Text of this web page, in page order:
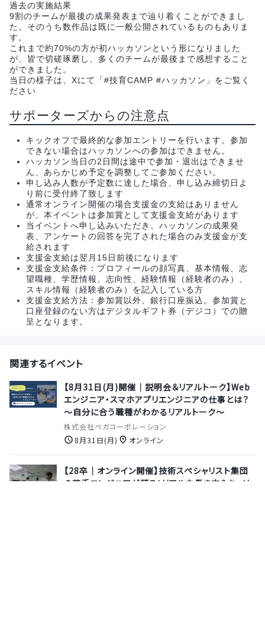
過去の実施結果
9割のチームが最後の成果発表まで辿り着くことができまし
た。そのうち数作品は既に一般公開されているものもありま
す。
これまで約70%の方が初ハッカソンという形になりました
が、皆で切磋琢磨し、多くのチームが最後まで感想すること
ができました。
当日の様子は、Xにて「#技育CAMP #ハッカソン」をご覧く
ださい
サポーターズからの注意点
キックオフで最終的な参加エントリーを行います。参加
できない場合はハッカソンへの参加はできません。
ハッカソン当日の2日間は途中で参加・退出はできませ
ん、あらかじめ予定を調整してご参加ください。
申し込み人数が予定数に達した場合、申し込み締切日よ
り前に受付終了致します
通常オンライン開催の場合支援金の支給はありません
が、本イベントは参加賞として支援金支給があります
当イベントへ申し込みいただき、ハッカソンの成果発
表、アンケートの回答を完了された場合のみ支援金が支
給されます
支援金支給は翌月15日前後になります
支援金支給条件：プロフィールの顔写真、基本情報、志
望職種、学歴情報、志向性、経験情報（経験者のみ）、
スキル情報（経験者のみ）を記入している方
支援金支給方法：参加賞以外、銀行口座振込。参加賞と
口座登録のない方はデジタルギフト券（デジコ）での贈
呈となります。
関連するイベント
【8月31日(月)開催｜説明会＆リアルトーク】Web
エンジニア・スマホアプリエンジニアの仕事とは？
～自分に合う職種がわかるリアルトーク～
株式会社ベガコーポレーション
8月31日(月)
オンライン
【28卒│オンライン開催】技術スペシャリスト集団
の若手エンジニアが語る！リアルな働き方＆キャリ